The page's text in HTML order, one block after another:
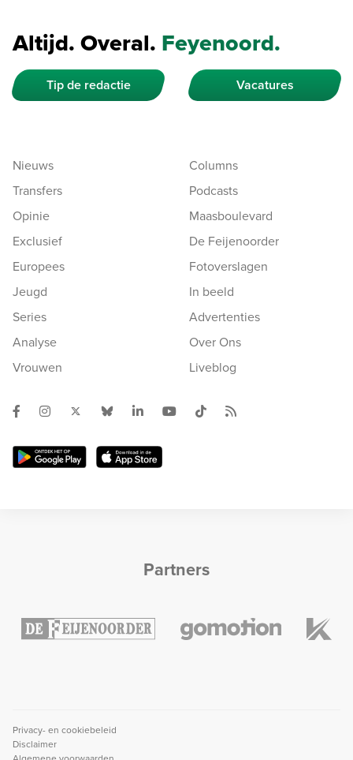
Altijd. Overal. Feyenoord.
Tip de redactie Vacatures
Nieuws
Transfers
Opinie
Exclusief
Europees
Jeugd
Series
Analyse
Vrouwen
Columns
Podcasts
Maasboulevard
De Feijenoorder
Fotoverslagen
In beeld
Advertenties
Over Ons
Liveblog
Partners
Privacy- en cookiebeleid
Disclaimer